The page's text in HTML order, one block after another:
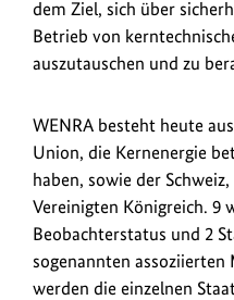
dem Ziel, sich über
Betrieb von
auszutauschen und zu
WENRA besteht heute
Union, die Kernenergie
haben, sowie der
Vereinigten Königreich. 9
Beobachterstatus und 2
sogenannten
werden die einzelnen